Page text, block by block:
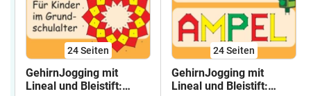
24Seiten
GehirnJogging mit
Lineal und Bleistift:
24Seiten
GehirnJogging mit
Lineal und Bleistift: